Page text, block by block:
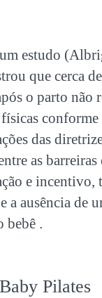
estudo
que cerca
o parto não
conforme
das
as barreiras
e incentivo,
a ausência de
bebê .
Pilates